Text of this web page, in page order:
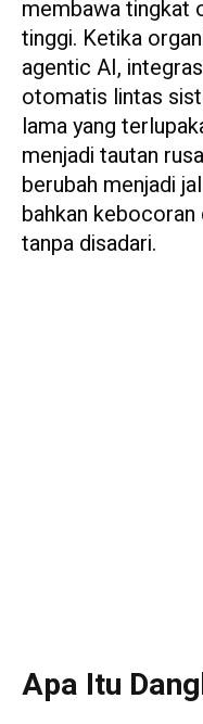
membawa tingkat
tinggi. Ketika
agentic AI,
otomatis lintas
lama yang
menjadi tautan
berubah menjadi
bahkan
tanpa disadari.
Apa Itu